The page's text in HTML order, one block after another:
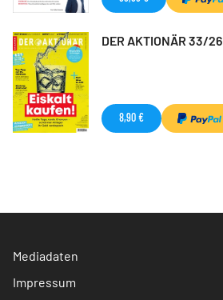
DER AKTIONÄR 33/26
8,90 €
Mediadaten
Impressum